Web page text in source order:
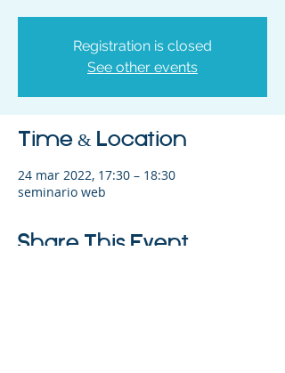
Registration is closed
See other events
Time & Location
24 mar 2022, 17:30 – 18:30
seminario web
Share This Event